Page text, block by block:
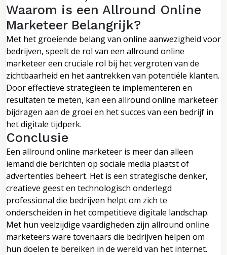
Waarom is een Allround Online
Marketeer Belangrijk?
Met het groeiende belang van online aanwezigheid voor
bedrijven, speelt de rol van een allround online
marketeer een cruciale rol bij het vergroten van de
zichtbaarheid en het aantrekken van potentiële klanten.
Door effectieve strategieën te implementeren en
resultaten te meten, kan een allround online marketeer
bijdragen aan de groei en het succes van een bedrijf in
het digitale tijdperk.
Conclusie
Een allround online marketeer is meer dan alleen
iemand die berichten op sociale media plaatst of
advertenties beheert. Het is een strategische denker,
creatieve geest en technologisch onderlegd
professional die bedrijven helpt om zich te
onderscheiden in het competitieve digitale landschap.
Met hun veelzijdige vaardigheden zijn allround online
marketeers ware tovenaars die bedrijven helpen om
hun doelen te bereiken in de wereld van het internet.